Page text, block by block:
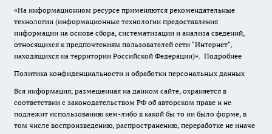
«На информационном ресурсе применяются рекомендательные
технологии (информационные технологии предоставления
информации на основе сбора, систематизации и анализа сведений,
относящихся к предпочтениям пользователей сети "Интернет",
находящихся на территории Российской Федерации)». Подробнее
Политика конфиденциальности и обработки персональных данных
Вся информация, размещенная на данном сайте, охраняется в
соответствии с законодательством РФ об авторском праве и не
подлежит использованию кем-либо в какой бы то ни было форме, в
том числе воспроизведению, распространению, переработке не иначе